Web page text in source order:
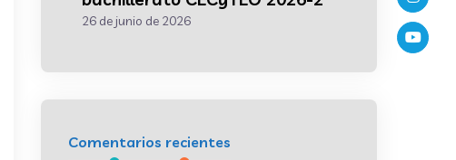
26 de junio de 2026
Comentarios recientes